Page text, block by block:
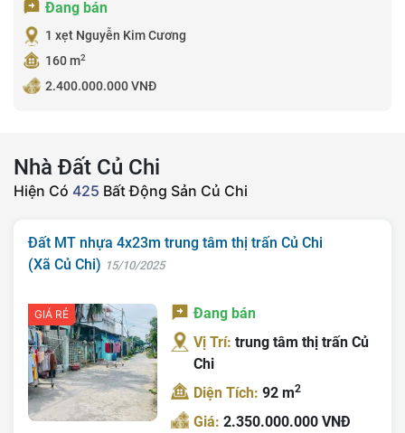
Đang bán
1 xẹt Nguyễn Kim Cương
160 m2
2.400.000.000 VNĐ
Nhà Đất Củ Chi
Hiện Có 425 Bất Động Sản Củ Chi
Đất MT nhựa 4x23m trung tâm thị trấn Củ Chi
(Xã Củ Chi) 15/10/2025
GIÁ RẺ
Đang bán
Vị Trí:trung tâm thị trấn Củ
Chi
Diện Tích:92 m2
Giá:2.350.000.000 VNĐ